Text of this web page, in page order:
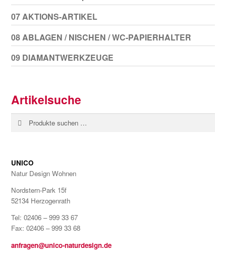
07 AKTIONS-ARTIKEL
08 ABLAGEN / NISCHEN / WC-PAPIERHALTER
09 DIAMANTWERKZEUGE
Artikelsuche
Suchen
nach:
Suchen
UNICO
Natur Design Wohnen
Nordstern-Park 15f
52134 Herzogenrath
Tel: 02406 – 999 33 67
Fax: 02406 – 999 33 68
anfragen@unico-naturdesign.de